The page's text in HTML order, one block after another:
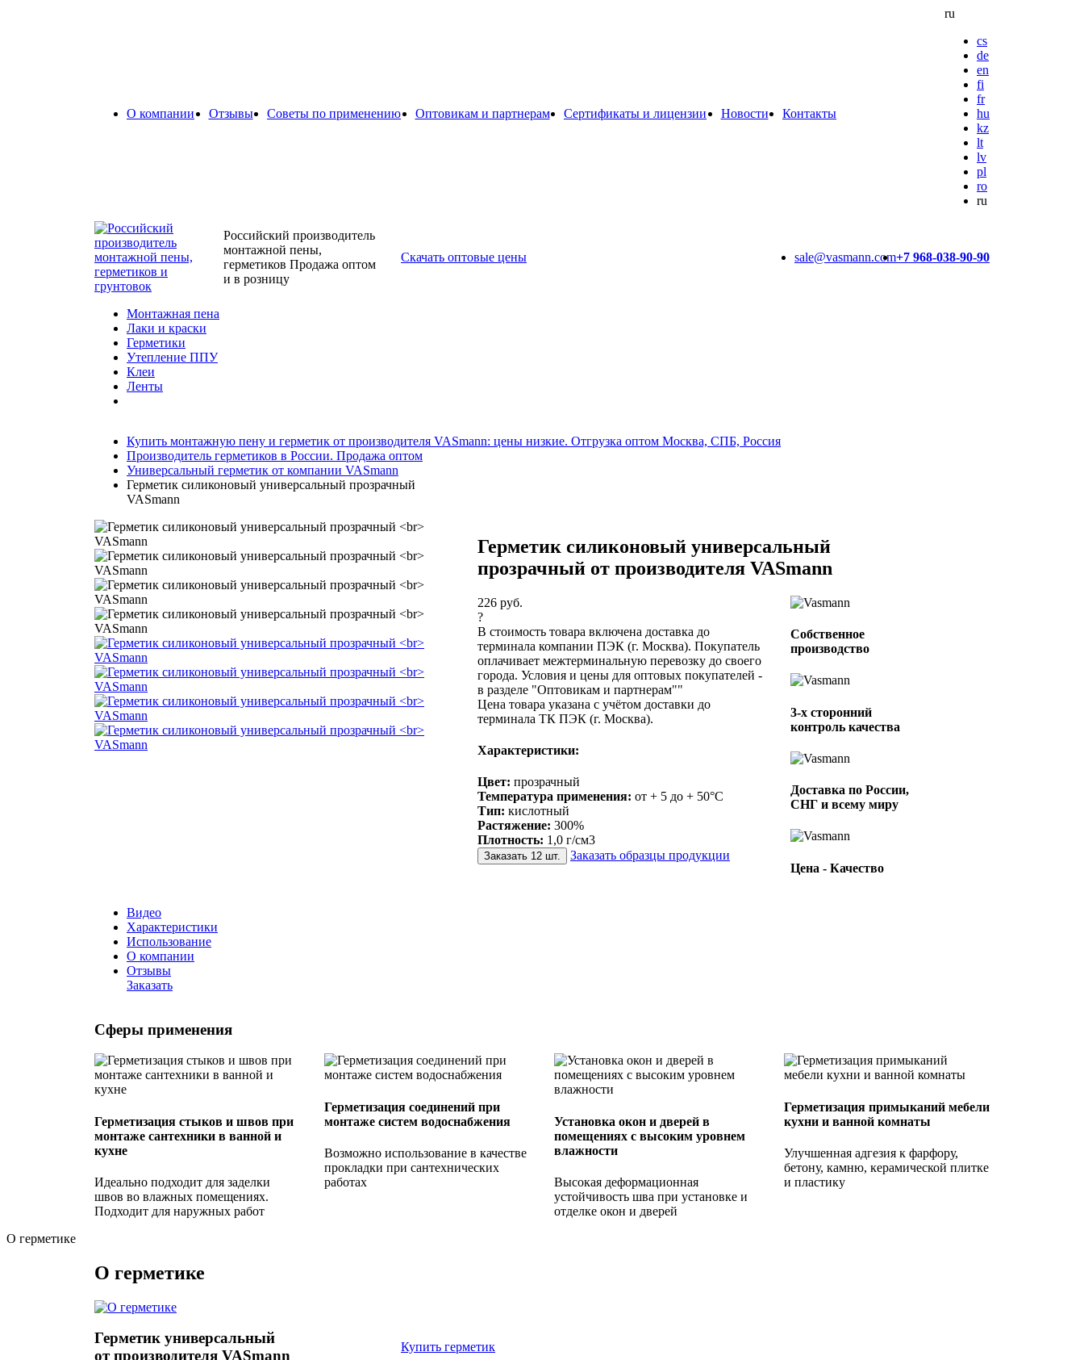
О компании Отзывы Советы по применению Оптовикам и партнерам Сертификаты и лицензии Новости Контакты
ru
cs
de
en
fi
fr
hu
kz
lt
lv
pl
ro
ru
Российский производитель
монтажной пены,
герметиковПродажа оптом
и в розницу
Скачать оптовые цены sale@vasmann.com+7 968-038-90-90
Монтажная пена
Лаки и краски
Герметики
Утепление ППУ
Клеи
Ленты
Купить монтажную пену и герметик от производителя VASmann: цены низкие. Отгрузка оптом Москва, СПБ, Россия
Производитель герметиков в России. Продажа оптом
Универсальный герметик от компании VASmann
Герметик силиконовый универсальный прозрачный
VASmann
Герметик силиконовый универсальный
прозрачный от производителя VASmann
226 руб.
?
В стоимость товара включена доставка до
терминала компании ПЭК (г. Москва). Покупатель
оплачивает межтерминальную перевозку до своего
города. Условия и цены для оптовых покупателей -
в разделе "Оптовикам и партнерам""
Цена товара указана с учётом доставки до
терминала ТК ПЭК (г. Москва).
Характеристики:
Цвет: прозрачный
Температура применения: от + 5 до + 50°С
Тип: кислотный
Растяжение: 300%
Плотность: 1,0 г/см3
Заказать 12 шт. Заказать образцы продукции
Собственное
производство
3-х сторонний
контроль качества
Доставка по России,
СНГ и всему миру
Цена - Качество
Видео
Характеристики
Использование
О компании
Отзывы
Заказать
Сферы применения
Герметизация стыков и швов при
монтаже сантехники в ванной и
кухне
Идеально подходит для заделки
швов во влажных помещениях.
Подходит для наружных работ
Герметизация соединений при
монтаже систем водоснабжения
Возможно использование в качестве
прокладки при сантехнических
работах
Установка окон и дверей в
помещениях с высоким уровнем
влажности
Высокая деформационная
устойчивость шва при установке и
отделке окон и дверей
Герметизация примыканий мебели
кухни и ванной комнаты
Улучшенная адгезия к фарфору,
бетону, камню, керамической плитке
и пластику
О герметике
О герметике
Герметик универсальный
от производителя VASmann
Купить герметик